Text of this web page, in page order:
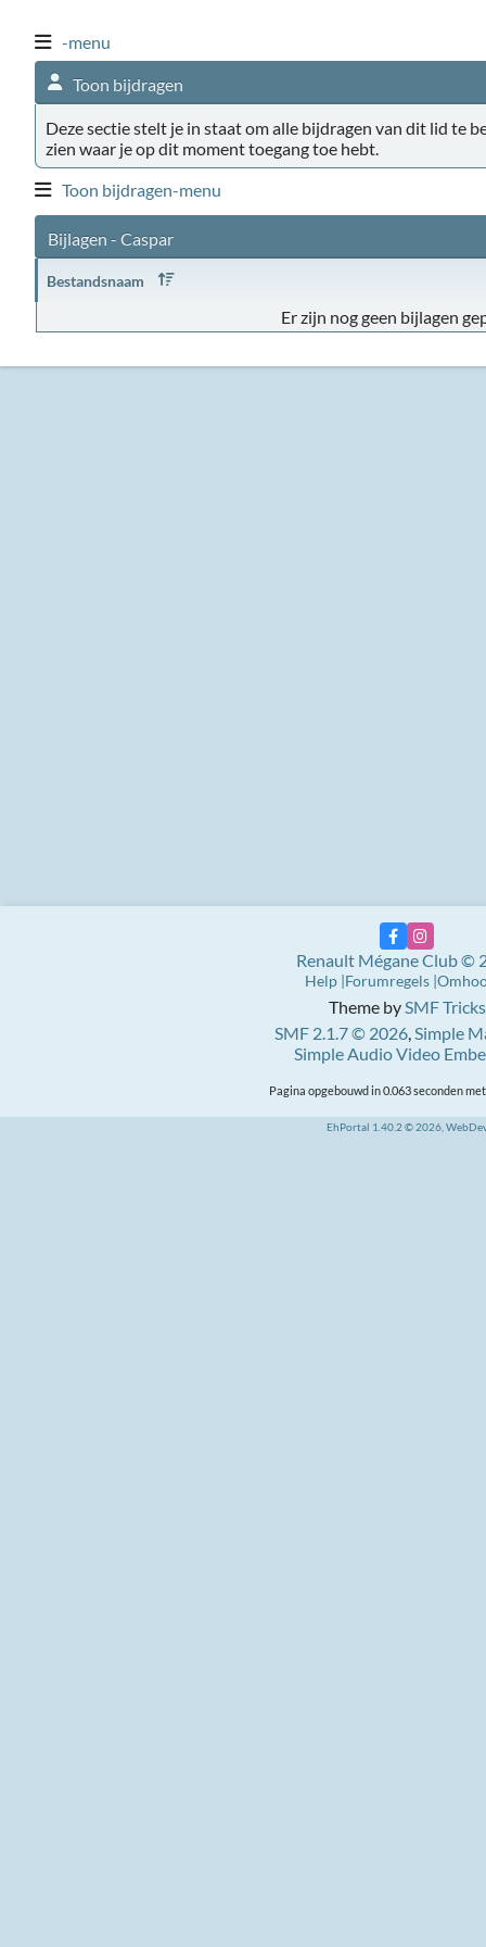
-menu
Toon bijdragen
Deze sectie stelt je in staat om alle bijdragen van dit lid te
zien waar je op dit moment toegang toe hebt.
Toon bijdragen-menu
Bijlagen - Caspar
Bestandsnaam
Er zijn nog geen bijlagen
Theme bySMF Tricks
SMF 2.1.7 © 2026,Simple
Simple Audio Video
Renault Mégane Club ©
Help Forumregels
Pagina opgebouwd in 0.063 seconden
EhPortal 1.40.2 © 2026,